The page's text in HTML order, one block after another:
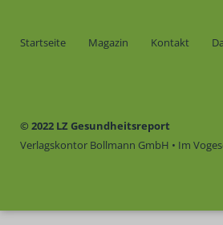
Startseite Magazin Kontakt
© 2022 LZ Gesundheitsreport
Verlagskontor Bollmann GmbH • Im